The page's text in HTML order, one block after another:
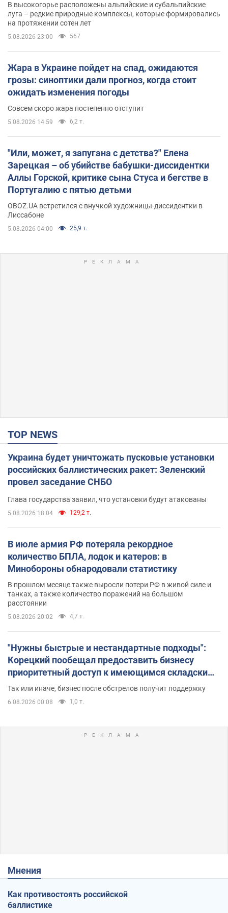
В высокогорье расположены альпийские и субальпийские
луга – редкие природные комплексы, которые формировались
на протяжении сотен лет
5.08.2026 23:00 567
Жара в Украине пойдет на спад, ожидаются
грозы: синоптики дали прогноз, когда стоит
ожидать изменения погоды
Совсем скоро жара постепенно отступит
5.08.2026 14:59 6,2 т.
"Или, может, я запугана с детства?" Елена
Зарецкая – об убийстве бабушки-диссидентки
Аллы Горской, критике сына Стуса и бегстве в
Португалию с пятью детьми
OBOZ.UA встретился с внучкой художницы-диссидентки в
Лиссабоне
5.08.2026 04:00 25,9 т.
TOP NEWS
Украина будет уничтожать пусковые установки
российских баллистических ракет: Зеленский
провел заседание СНБО
Глава государства заявил, что установки будут атакованы
5.08.2026 18:04 129,2 т.
В июле армия РФ потеряла рекордное
количество БПЛА, лодок и катеров: в
Минобороны обнародовали статистику
В прошлом месяце также выросли потери РФ в живой силе и
танках, а также количество поражений на большом
расстоянии
5.08.2026 20:02 4,7 т.
"Нужны быстрые и нестандартные подходы":
Корецкий пообещал предоставить бизнесу
приоритетный доступ к имеющимся складским
помещениям
Так или иначе, бизнес после обстрелов получит поддержку
6.08.2026 00:08 1,0 т.
Мнения
Как противостоять российской
баллистике